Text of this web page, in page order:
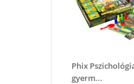
Phix
gyerm...